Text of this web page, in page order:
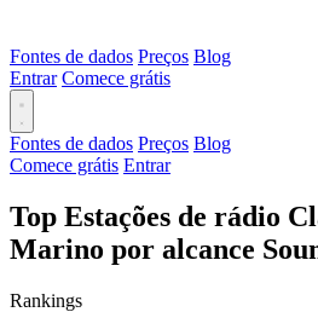
Fontes de dados Preços Blog
Entrar Comece grátis
Fontes de dados Preços Blog
Comece grátis Entrar
Top Estações de rádio
Marino por alcance
Rankings